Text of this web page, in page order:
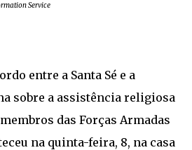
Service
entre a Santa Sé e a
sobre a assistência religiosa
das Forças Armadas
na quinta-feira, 8, na casa